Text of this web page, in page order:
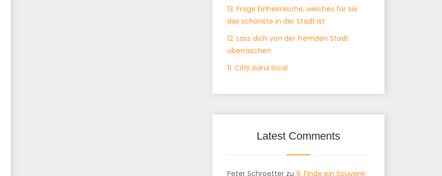
13. Frage Einheimische, welches für sie
das schönste in der Stadt ist
12. Lass dich von der fremden Stadt
überraschen
11. Citiți ziarul local
Latest Comments
Peter Schroetter zu 9. Finde ein Souvenir